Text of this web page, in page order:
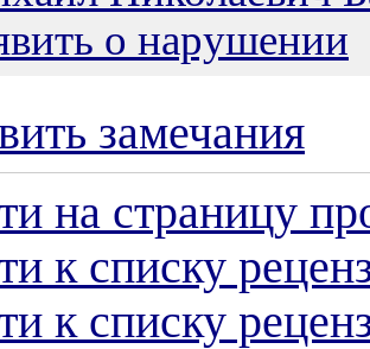
о нарушении
замечания
на страницу
к списку
к списку